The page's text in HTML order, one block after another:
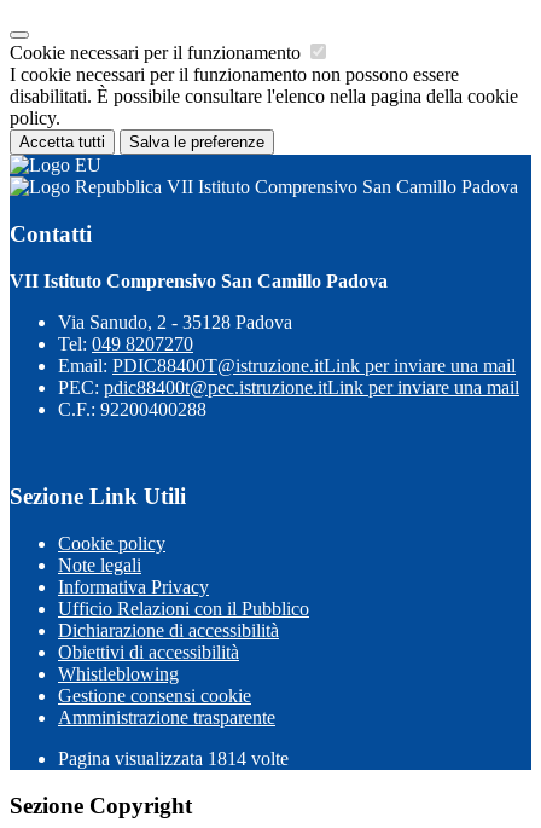
Cookie necessari per il funzionamento
I cookie necessari per il funzionamento non possono essere
disabilitati. È possibile consultare l'elenco nella pagina della cookie
policy.
Accetta tutti Salva le preferenze
VII Istituto Comprensivo San Camillo Padova
Contatti
VII Istituto Comprensivo San Camillo Padova
Via Sanudo, 2 - 35128 Padova
Tel: 049 8207270
Email: PDIC88400T@istruzione.itLink per inviare una mail
PEC: pdic88400t@pec.istruzione.itLink per inviare una mail
C.F.: 92200400288
Sezione Link Utili
Cookie policy
Note legali
Informativa Privacy
Ufficio Relazioni con il Pubblico
Dichiarazione di accessibilità
Obiettivi di accessibilità
Whistleblowing
Gestione consensi cookie
Amministrazione trasparente
Pagina visualizzata 1814 volte
Sezione Copyright